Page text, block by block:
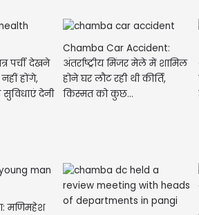
पर्ची देखने
होंगे,
सुविधाएं देनी
Chamba Car Accident:
अंतर्राष्ट्रीय मिंजर मेले में शामिल
होने घर लौट रही थी कीर्ति,
किस्मत को कुछ...
मणिमहेश